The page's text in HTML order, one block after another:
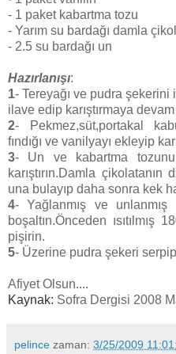
- 1 paket kabartma tozu
- Yarım su bardağı damla
- 2.5 su bardağı un
Hazırlanışı:
1- Tereyağı ve pudra şekerini
ilave edip karıştırmaya
2- Pekmez,süt,portakal
fındığı ve vanilyayı ekleyip
3- Un ve kabartma
karıştırın.Damla
una bulayıp daha sonra kek
4- Yağlanmış ve unlanmış
boşaltın.Önceden ısıtılmış
pişirin.
5- Üzerine pudra şekeri
Afiyet Olsun....
Kaynak: Sofra Dergisi 2008
pelince zaman: 3/25/2009